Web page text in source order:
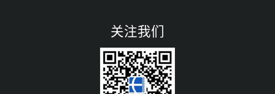
关注我们